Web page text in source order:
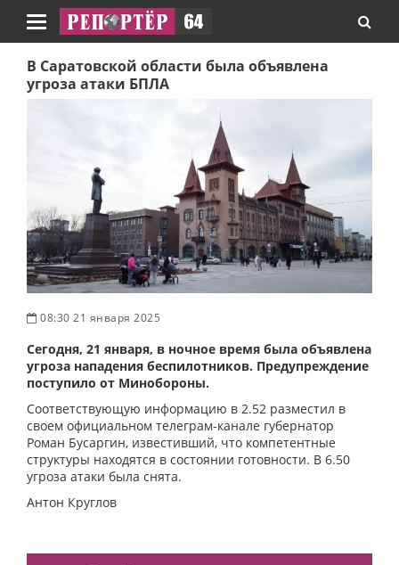
Навигация
В Саратовской области была объявлена
угроза атаки БПЛА
08:30 21 января 2025
Сегодня, 21 января, в ночное время была объявлена
угроза нападения беспилотников. Предупреждение
поступило от Минобороны.
Соответствующую информацию в 2.52 разместил в
своем официальном телеграм-канале губернатор
Роман Бусаргин, известивший, что компетентные
структуры находятся в состоянии готовности. В 6.50
угроза атаки была снята.
Антон Круглов